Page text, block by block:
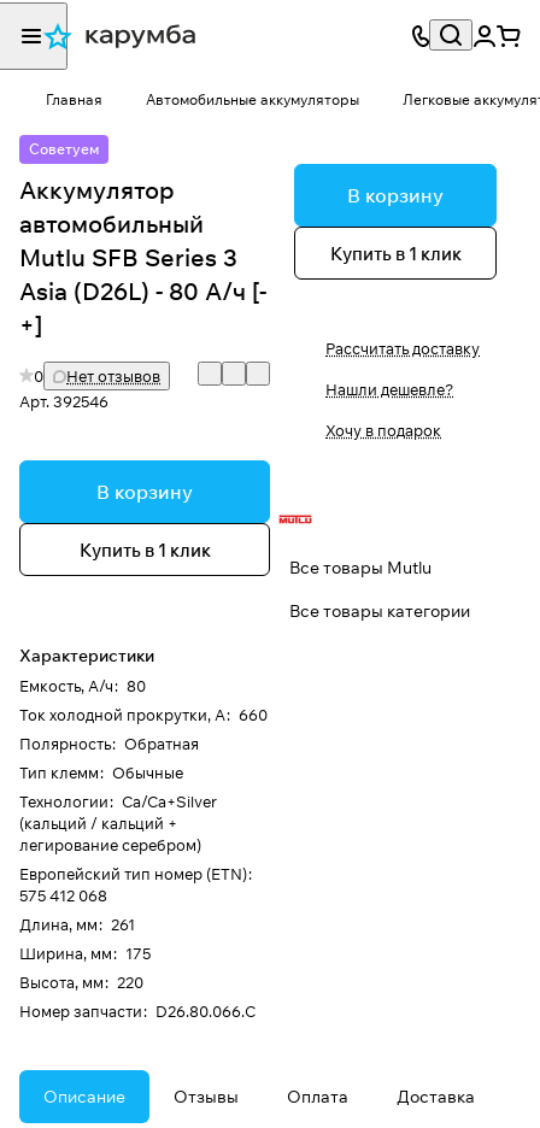
Главная Автомобильные аккумуляторы Легковые
Советуем
Аккумулятор
автомобильный
Mutlu SFB Series 3
Asia (D26L) - 80 А/ч [-
+]
0
Нет отзывов
Арт.392546
В корзину
Купить в 1 клик
Характеристики
Емкость, А/ч: 80
Ток холодной прокрутки, А: 660
Полярность: Обратная
Тип клемм: Обычные
Технологии: Ca/Ca+Silver
(кальций / кальций +
легирование серебром)
Европейский тип номер (ETN):
575 412 068
Длина, мм: 261
Ширина, мм: 175
Высота, мм: 220
Номер запчасти: D26.80.066.C
В корзину
Купить в 1 клик
Рассчитать доставку
Нашли дешевле?
Хочу в подарок
Все товары Mutlu
Все товары категории
Описание Отзывы Оплата Доставка